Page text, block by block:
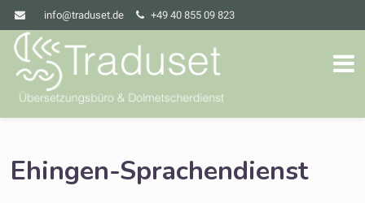
info@traduset.de +49 40 855 09 823
Ehingen-Sprachendienst